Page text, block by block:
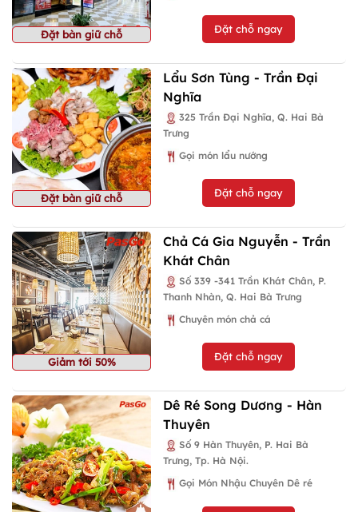
Đặt bàn giữ chỗ Đặt chỗ ngay
Đặt bàn giữ chỗ
Lẩu Sơn Tùng - Trần Đại
Nghĩa
325 Trần Đại Nghĩa, Q. Hai Bà
Trưng
Gọi món lẩu nướng
Đặt chỗ ngay
Giảm tới 50%
Chả Cá Gia Nguyễn - Trần
Khát Chân
Số 339 -341 Trần Khát Chân, P.
Thanh Nhàn, Q. Hai Bà Trưng
Chuyên món chả cá
Đặt chỗ ngay
Dê Ré Song Dương - Hàn
Thuyên
Số 9 Hàn Thuyên, P. Hai Bà
Trưng, Tp. Hà Nội.
Gọi Món Nhậu Chuyên Dê ré